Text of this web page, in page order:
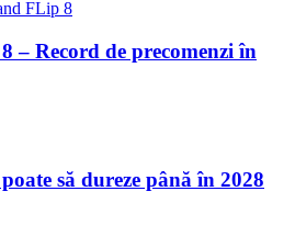
– Record de precomenzi în
să dureze până în 2028